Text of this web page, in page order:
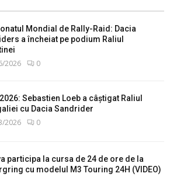
Mondial de Rally-Raid: Dacia
a încheiat pe podium Raliul
2026 0
Sebastien Loeb a câștigat Raliul
cu Dacia Sandrider
2026 0
participa la cursa de 24 de ore de la
cu modelul M3 Touring 24H (VIDEO)